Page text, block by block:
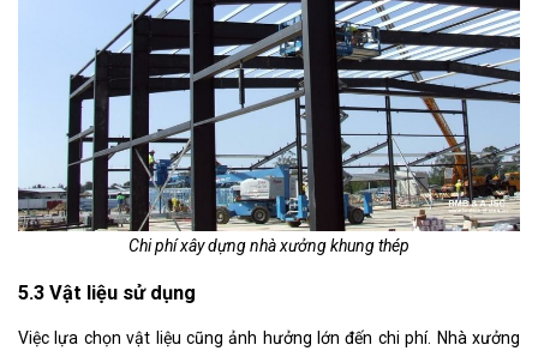
Chi phí xây dựng nhà xưởng khung thép
5.3 Vật liệu sử dụng
Việc lựa chọn vật liệu cũng ảnh hưởng lớn đến chi phí. Nhà xưởng